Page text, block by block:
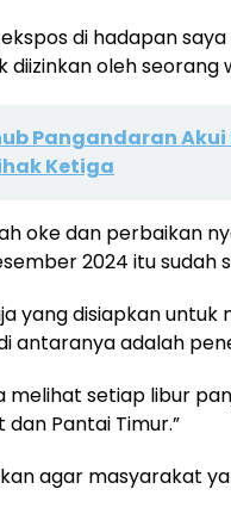
di hadapan
oleh seorang
Pangandaran
Ketiga
oke dan perbaikan
2024 itu sudah
yang disiapkan
antaranya adalah
melihat setiap libur
dan Pantai Timur.”
agar masyarakat